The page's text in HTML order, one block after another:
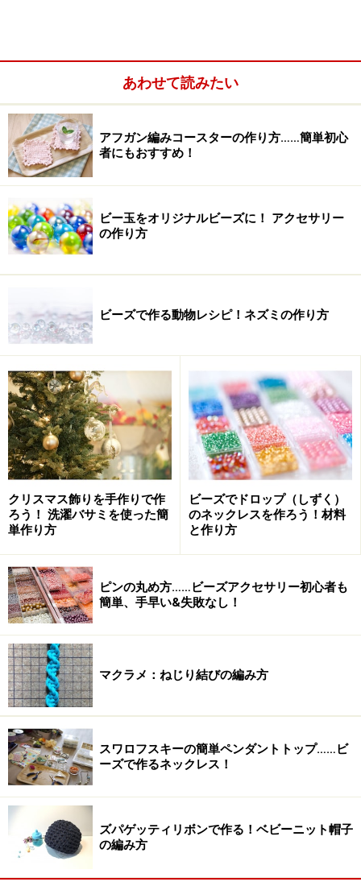
今回は、発泡スチロールに貼り合せる紙がとても薄いの
で、普通のスティックのりを使用しました。デコパージ
ュ用ののり（ケマージュなど）をお持ちの方は、そちら
で試されると、仕上がりがよりきれいです。今回は使用
しませんが、接着剤など（種類にもよりますが）、発泡
スチロールを溶かしてしまう場合もあるので、何かの機
会に使用する場合は気をつけてくださいね。
好きな柄のペーパーで、デコレーションを
楽しもう
【手順1】
ペーパーナプキンの、表面の印刷されてある面1枚だけ
を、そっとはがします。柄の印刷されたペーパーナプキ
ンは、通常3枚ほど重なっていますが、今回は表面の印
刷された面だけを使用します。とても薄いので、破かな
いように気をつけてください。
あわせて読みたい
アフガン編みコースターの作り方……簡単初心
者にもおすすめ！
ビー玉をオリジナルビーズに！ アクセサリー
の作り方
ビーズで作る動物レシピ！ネズミの作り方
クリスマス飾りを手作りで作
ろう！ 洗濯バサミを使った簡
単作り方
ビーズでドロップ（しずく）
のネックレスを作ろう！材料
と作り方
ピンの丸め方……ビーズアクセサリー初心者も
簡単、手早い&失敗なし！
マクラメ：ねじり結びの編み方
スワロフスキーの簡単ペンダントトップ……ビ
ーズで作るネックレス！
ズパゲッティリボンで作る！ベビーニット帽子
の編み方